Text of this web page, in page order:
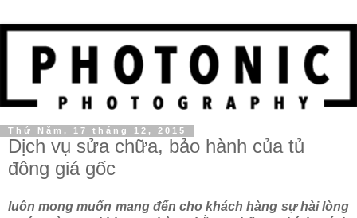
Thứ Năm, 17 tháng 12, 2015
Dịch vụ sửa chữa, bảo hành của tủ
đông giá gốc
luôn mong muốn mang đến cho khách hàng sự hài lòng